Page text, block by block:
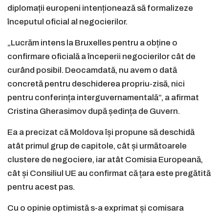
diplomații europeni intenționează să formalizeze
începutul oficial al negocierilor.
„Lucrăm intens la Bruxelles pentru a obține o
confirmare oficială a începerii negocierilor cât de
curând posibil. Deocamdată, nu avem o dată
concretă pentru deschiderea propriu-zisă, nici
pentru conferința interguvernamentală”, a afirmat
Cristina Gherasimov după ședința de Guvern.
Ea a precizat că Moldova își propune să deschidă
atât primul grup de capitole, cât și următoarele
clustere de negociere, iar atât Comisia Europeană,
cât și Consiliul UE au confirmat că țara este pregătită
pentru acest pas.
Cu o opinie optimistă s-a exprimat și comisara